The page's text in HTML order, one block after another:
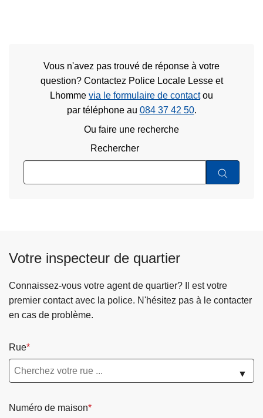
Vous n'avez pas trouvé de réponse à votre
question? Contactez Police Locale Lesse et
Lhomme via le formulaire de contactou
par téléphone au 084 37 42 50.
Ou faire une recherche
Rechercher
Votre inspecteur de quartier
Connaissez-vous votre agent de quartier? Il est votre
premier contact avec la police. N'hésitez pas à le contacter
en cas de problème.
Rue
▼
Numéro de maison